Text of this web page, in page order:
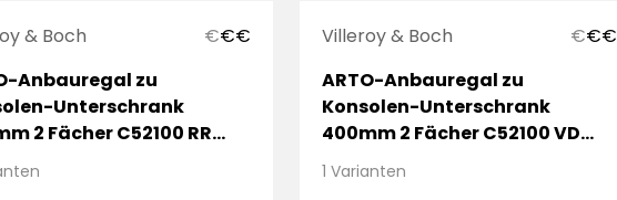
& Boch €€€
Anbauregal zu
Unterschrank
2 Fächer C52100 RR
Villeroy & Boch €€€
ARTO-Anbauregal zu
Konsolen-Unterschrank
400mm 2 Fächer C52100 VD
Sand Grey
1 Varianten